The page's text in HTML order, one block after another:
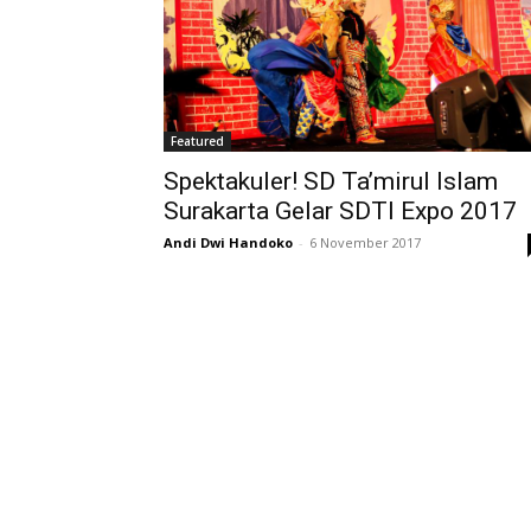
Featured
Spektakuler! SD Ta’mirul Islam
Surakarta Gelar SDTI Expo 2017
Andi Dwi Handoko - 6 November 2017